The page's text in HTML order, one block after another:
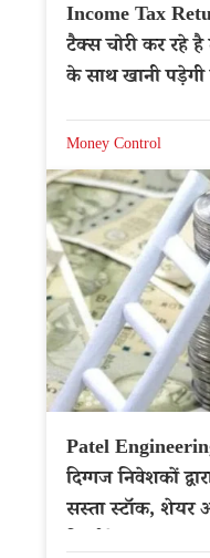
Income Tax
टैक्स चोरी कर रहे है
के साथ खानी
Money Control
Patel
दिग्गज निवेशकों
सस्ता स्टॉक,